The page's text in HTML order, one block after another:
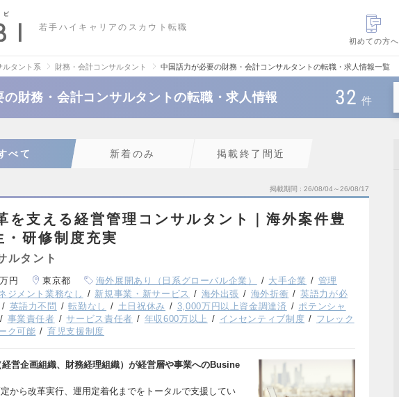
若手ハイキャリアのスカウト転職
初めての方へ
ルタント系 財務・会計コンサルタント 中国語力が必要の財務・会計コンサルタントの転職・求人情報一覧
の財務・会計コンサルタントの転職・求人情報 32 件
べて 新着のみ 掲載終了間近
掲載期間 26/08/04～26/08/17
を支える経営管理コンサルタント｜海外案件豊
・研修制度充実
ルタント
円 東京都 海外展開あり（日系グローバル企業） 大手企業
管理
ジメント業務なし 新規事業・新サービス 海外出張 海外折衝
英語力が必
英語力不問 転勤なし 土日祝休み 3,000万円以上資金調達済
ポテンシャ
事業責任者 サービス責任者 年収600万以上 インセンティブ制度
フレック
ク可能 育児支援制度
営企画組織、財務経理組織）が経営層や事業へのBusine
から改革実行、運用定着化までをトータルで支援してい